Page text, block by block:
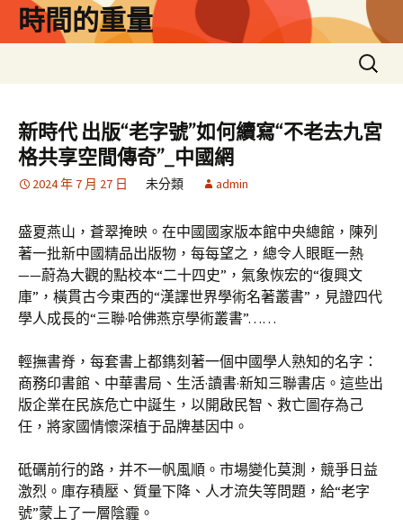
時間的重量
搜
尋
鍵
字:
新時代 出版“老字號”如何續寫“不老去九宮
格共享空間傳奇”_中國網
2024 年 7 月 27 日 未分類 admin
盛夏燕山，蒼翠掩映。在中國國家版本館中央總館，陳列
著一批新中國精品出版物，每每望之，總令人眼眶一熱
——蔚為大觀的點校本“二十四史”，氣象恢宏的“復興文
庫”，橫貫古今東西的“漢譯世界學術名著叢書”，見證四代
學人成長的“三聯·哈佛燕京學術叢書”……
輕撫書脊，每套書上都鐫刻著一個中國學人熟知的名字：
商務印書館、中華書局、生活·讀書·新知三聯書店。這些出
版企業在民族危亡中誕生，以開啟民智、救亡圖存為己
任，將家國情懷深植于品牌基因中。
砥礪前行的路，并不一帆風順。市場變化莫測，競爭日益
激烈。庫存積壓、質量下降、人才流失等問題，給“老字
號”蒙上了一層陰霾。